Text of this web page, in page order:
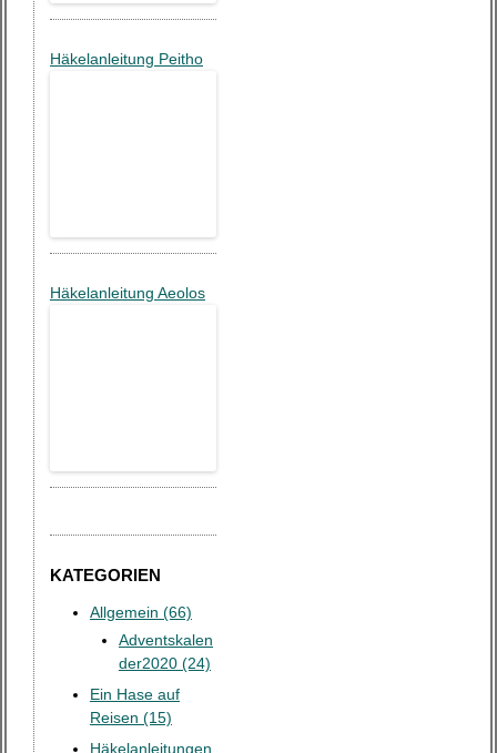
Häkelanleitung Peitho
Häkelanleitung Aeolos
KATEGORIEN
Allgemein (66)
Adventskalen
der2020 (24)
Ein Hase auf
Reisen (15)
Häkelanleitungen